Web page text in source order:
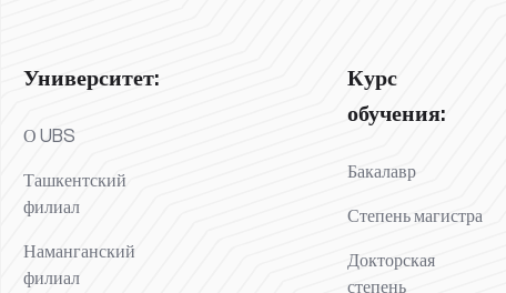
Университет:
О UBS
Ташкентский
филиал
Наманганский
филиал
Курс
обучения:
Бакалавр
Степень магистра
Докторская
степень